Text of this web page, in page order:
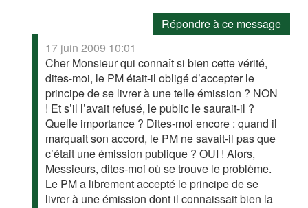
Répondre à ce message
17 juin 2009 10:01
Cher Monsieur qui connaît si bien cette vérité,
dites-moi, le PM était-il obligé d’accepter le
principe de se livrer à une telle émission ? NON
! Et s’il l’avait refusé, le public le saurait-il ?
Quelle importance ? Dites-moi encore : quand il
marquait son accord, le PM ne savait-il pas que
c’était une émission publique ? OUI ! Alors,
Messieurs, dites-moi où se trouve le problème.
Le PM a librement accepté le principe de se
livrer à une émission dont il connaissait bien la